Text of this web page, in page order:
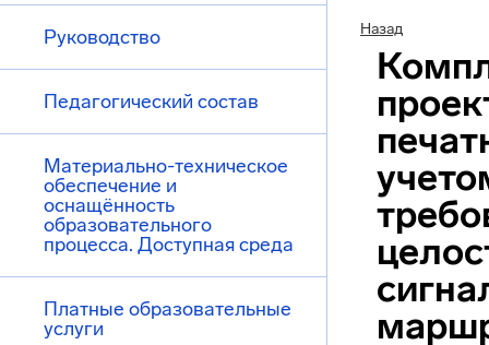
Руководство
Педагогический состав
Материально-техническое
обеспечение и
оснащённость
образовательного
процесса. Доступная среда
Платные образовательные
услуги
Назад